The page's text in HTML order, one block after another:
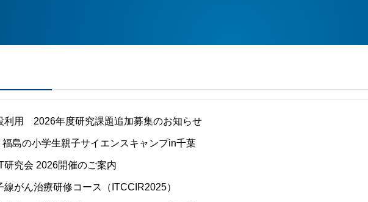
手続について
QST病院
六ヶ所フュージョンエネルギー研究所
NanoTerasuセンター
利用 2026年度研究課題追加募集のお知らせ
福島の小学生親子サイエンスキャンプin千葉
研究会 2026開催のご案内
線がん治療研修コース（ITCCIR2025）